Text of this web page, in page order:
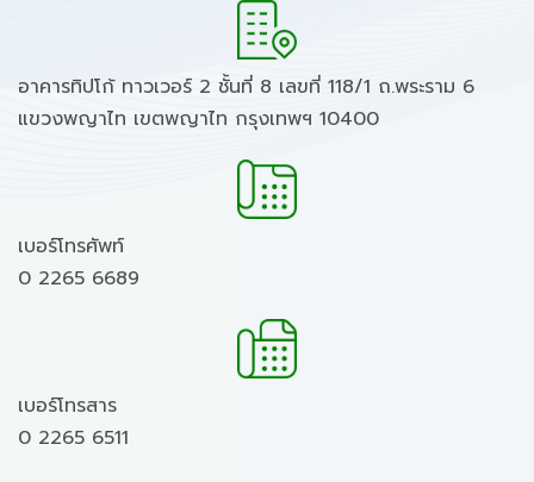
อาคารทิปโก้ ทาวเวอร์ 2 ชั้นที่ 8 เลขที่ 118/1 ถ.พระราม 6
แขวงพญาไท เขตพญาไท กรุงเทพฯ 10400
เบอร์โทรศัพท์
0 2265 6689
เบอร์โทรสาร
0 2265 6511